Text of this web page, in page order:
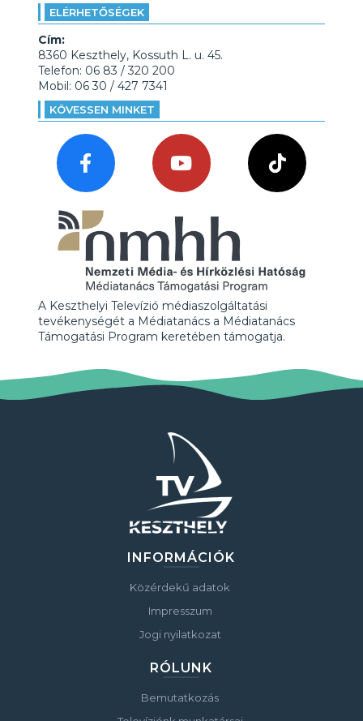
ELÉRHETŐSÉGEK
Cím:
8360 Keszthely, Kossuth L. u. 45.
Telefon: 06 83 / 320 200
Mobil: 06 30 / 427 7341
KÖVESSEN MINKET
A Keszthelyi Televízió médiaszolgáltatási
tevékenységét a Médiatanács a Médiatanács
Támogatási Program keretében támogatja.
INFORMÁCIÓK
Közérdekű adatok
Impresszum
Jogi nyilatkozat
RÓLUNK
Bemutatkozás